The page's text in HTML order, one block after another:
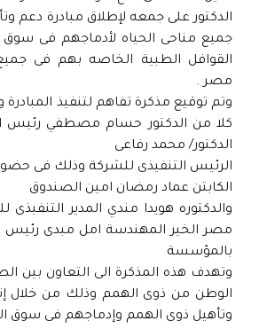
الدكتور على جمعه لإطلاق مبادرة دعم
جميع مناحى الحياه لأدماجهم فى
القوافل الطبية الخاصه بهم فى
مصر .
وتم توقيع مذكرة تفاهم لتنفيذ المبادرة
كلا من الدكتور حسام مصطفي رئيس
الدكتور/ محمد رفاعى
الرئيس التنفيذى للشركة وذلك فى
الكابتن عماد رمضان امين الصندوق
والدكتوره هويدا مندي المدير
مصر الخير المهندسة امل مبدى رئيس
بالمؤسسة
وتهدف هذه المذكرة الى التعاون بين
الوطن من ذوى الهمم وذلك من خلال
وتأهيل ذوى الهمم وإدماجهم فى سوق